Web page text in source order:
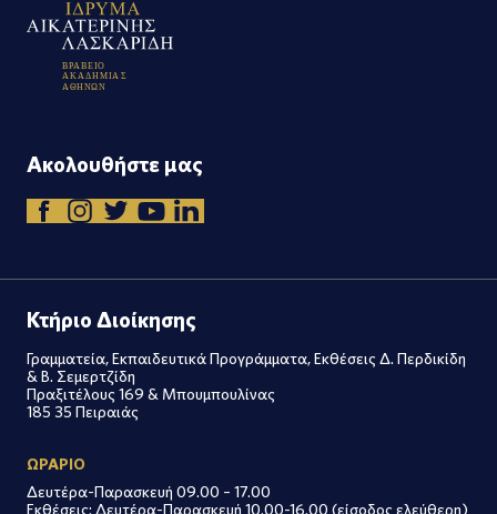
ΒΡΑΒΕΙΟ
ΑΚΑΔΗΜΙΑ Σ
Α ΘΗΝΩΝ
Ακολουθήστε μας
Κτήριο Διοίκησης
Γραμματεία, Εκπαιδευτικά Προγράμματα, Εκθέσεις Δ. Περδικίδη
& Β. Σεμερτζίδη
Πραξιτέλους 169 & Μπουμπουλίνας
185 35 Πειραιάς
ΩΡΑΡΙΟ
Δευτέρα-Παρασκευή 09.00 – 17.00
Εκθέσεις: Δευτέρα-Παρασκευή 10.00-16.00 (είσοδος ελεύθερη)